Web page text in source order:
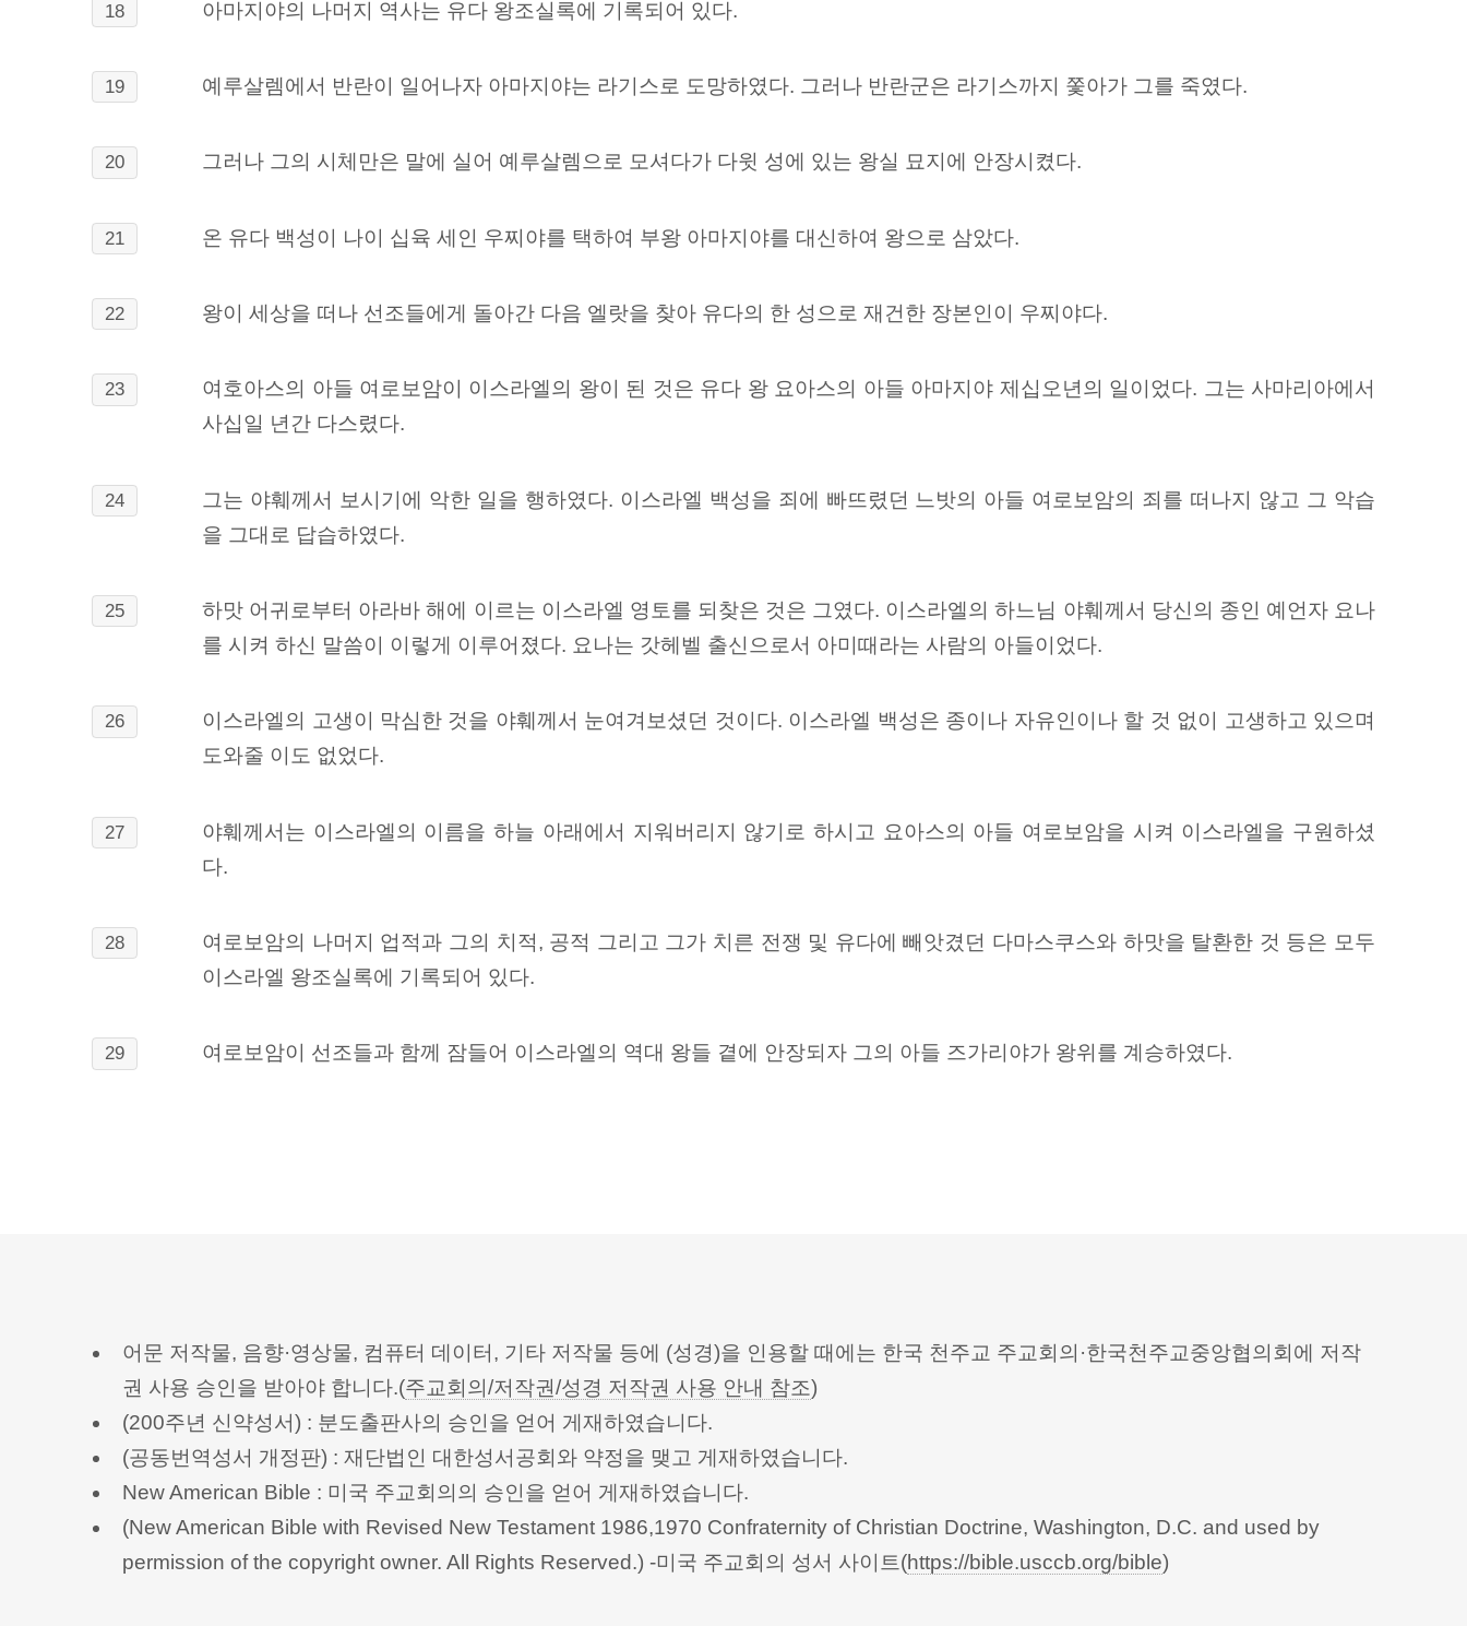
18 아마지야의 나머지 역사는 유다 왕조실록에 기록되어 있다.
19 예루살렘에서 반란이 일어나자 아마지야는 라기스로 도망하였다. 그러나 반란군은 라기스까지 쫓아가 그를 죽였다.
20 그러나 그의 시체만은 말에 실어 예루살렘으로 모셔다가 다윗 성에 있는 왕실 묘지에 안장시켰다.
21 온 유다 백성이 나이 십육 세인 우찌야를 택하여 부왕 아마지야를 대신하여 왕으로 삼았다.
22 왕이 세상을 떠나 선조들에게 돌아간 다음 엘랏을 찾아 유다의 한 성으로 재건한 장본인이 우찌야다.
23
여호아스의 아들 여로보암이 이스라엘의 왕이 된 것은 유다 왕 요아스의 아들 아마지야 제십오년의 일이었다. 그는 사마리아에서
사십일 년간 다스렸다.
24
그는 야훼께서 보시기에 악한 일을 행하였다. 이스라엘 백성을 죄에 빠뜨렸던 느밧의 아들 여로보암의 죄를 떠나지 않고 그 악습
을 그대로 답습하였다.
25
하맛 어귀로부터 아라바 해에 이르는 이스라엘 영토를 되찾은 것은 그였다. 이스라엘의 하느님 야훼께서 당신의 종인 예언자 요나
를 시켜 하신 말씀이 이렇게 이루어졌다. 요나는 갓헤벨 출신으로서 아미때라는 사람의 아들이었다.
26
이스라엘의 고생이 막심한 것을 야훼께서 눈여겨보셨던 것이다. 이스라엘 백성은 종이나 자유인이나 할 것 없이 고생하고 있으며
도와줄 이도 없었다.
27
야훼께서는 이스라엘의 이름을 하늘 아래에서 지워버리지 않기로 하시고 요아스의 아들 여로보암을 시켜 이스라엘을 구원하셨
다.
28
여로보암의 나머지 업적과 그의 치적, 공적 그리고 그가 치른 전쟁 및 유다에 빼앗겼던 다마스쿠스와 하맛을 탈환한 것 등은 모두
이스라엘 왕조실록에 기록되어 있다.
29 여로보암이 선조들과 함께 잠들어 이스라엘의 역대 왕들 곁에 안장되자 그의 아들 즈가리야가 왕위를 계승하였다.
어문 저작물, 음향·영상물, 컴퓨터 데이터, 기타 저작물 등에 (성경)을 인용할 때에는 한국 천주교 주교회의·한국천주교중앙협의회에 저작
권 사용 승인을 받아야 합니다.(주교회의/저작권/성경 저작권 사용 안내 참조)
(200주년 신약성서) : 분도출판사의 승인을 얻어 게재하였습니다.
(공동번역성서 개정판) : 재단법인 대한성서공회와 약정을 맺고 게재하였습니다.
New American Bible : 미국 주교회의의 승인을 얻어 게재하였습니다.
(New American Bible with Revised New Testament 1986,1970 Confraternity of Christian Doctrine, Washington, D.C. and used by
permission of the copyright owner. All Rights Reserved.) -미국 주교회의 성서 사이트(https://bible.usccb.org/bible)